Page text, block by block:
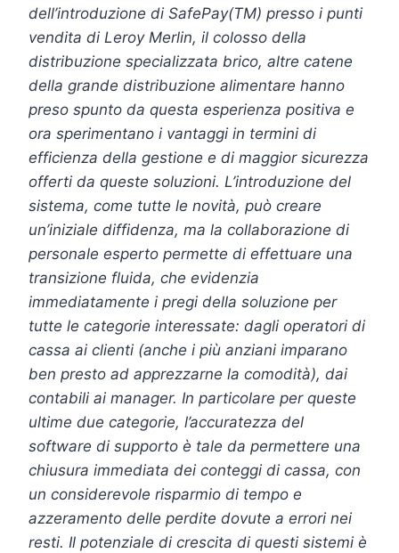
dell’introduzione di SafePay(TM) presso i punti
vendita di Leroy Merlin, il colosso della
distribuzione specializzata brico, altre catene
della grande distribuzione alimentare hanno
preso spunto da questa esperienza positiva e
ora sperimentano i vantaggi in termini di
efficienza della gestione e di maggior sicurezza
offerti da queste soluzioni. L’introduzione del
sistema, come tutte le novità, può creare
un’iniziale diffidenza, ma la collaborazione di
personale esperto permette di effettuare una
transizione fluida, che evidenzia
immediatamente i pregi della soluzione per
tutte le categorie interessate: dagli operatori di
cassa ai clienti (anche i più anziani imparano
ben presto ad apprezzarne la comodità), dai
contabili ai manager. In particolare per queste
ultime due categorie, l’accuratezza del
software di supporto è tale da permettere una
chiusura immediata dei conteggi di cassa, con
un considerevole risparmio di tempo e
azzeramento delle perdite dovute a errori nei
resti. Il potenziale di crescita di questi sistemi è